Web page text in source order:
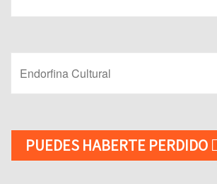
Endorfina Cultural
PUEDES HABERTE PERDIDO